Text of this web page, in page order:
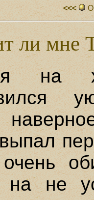
<<<
ли мне
на
очень
на не